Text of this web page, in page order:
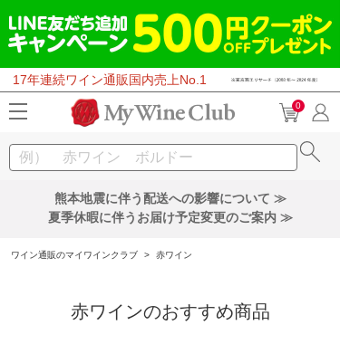
17年連続ワイン通販国内売上No.1
0
熊本地震に伴う配送への影響について ≫
夏季休暇に伴うお届け予定変更のご案内 ≫
ワイン通販のマイワインクラブ > 赤ワイン
赤ワインのおすすめ商品